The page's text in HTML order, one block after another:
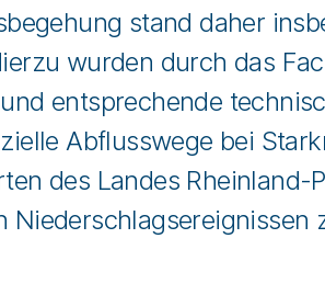
stand daher
wurden durch das
entsprechende
Abflusswege bei
des Landes
Niederschlagsereignissen